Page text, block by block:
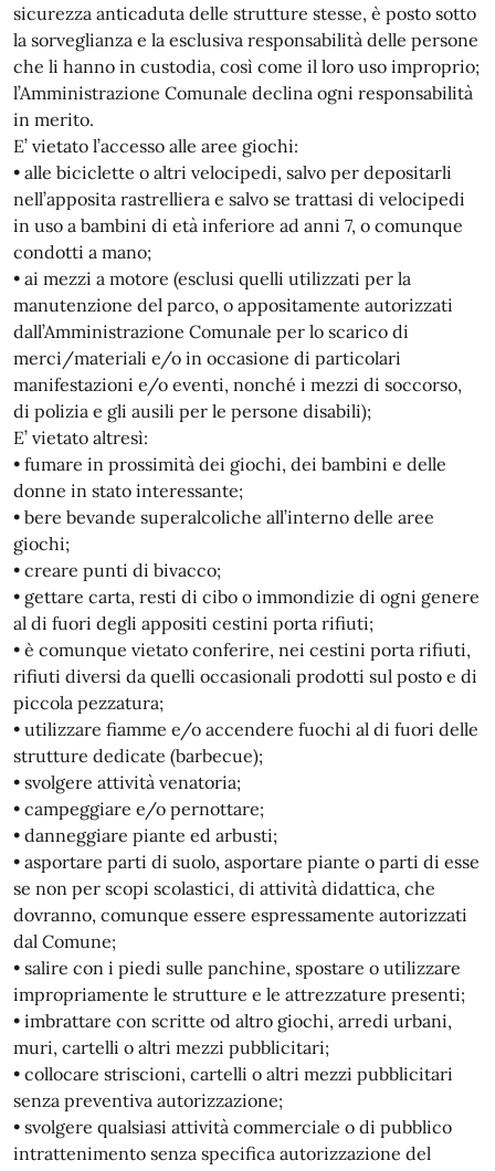
sicurezza anticaduta delle strutture stesse, è posto sotto
la sorveglianza e la esclusiva responsabilità delle persone
che li hanno in custodia, così come il loro uso improprio;
l’Amministrazione Comunale declina ogni responsabilità
in merito.
E’ vietato l’accesso alle aree giochi:
• alle biciclette o altri velocipedi, salvo per depositarli
nell’apposita rastrelliera e salvo se trattasi di velocipedi
in uso a bambini di età inferiore ad anni 7, o comunque
condotti a mano;
• ai mezzi a motore (esclusi quelli utilizzati per la
manutenzione del parco, o appositamente autorizzati
dall’Amministrazione Comunale per lo scarico di
merci/materiali e/o in occasione di particolari
manifestazioni e/o eventi, nonché i mezzi di soccorso,
di polizia e gli ausili per le persone disabili);
E’ vietato altresì:
• fumare in prossimità dei giochi, dei bambini e delle
donne in stato interessante;
• bere bevande superalcoliche all’interno delle aree
giochi;
• creare punti di bivacco;
• gettare carta, resti di cibo o immondizie di ogni genere
al di fuori degli appositi cestini porta rifiuti;
• è comunque vietato conferire, nei cestini porta rifiuti,
rifiuti diversi da quelli occasionali prodotti sul posto e di
piccola pezzatura;
• utilizzare fiamme e/o accendere fuochi al di fuori delle
strutture dedicate (barbecue);
• svolgere attività venatoria;
• campeggiare e/o pernottare;
• danneggiare piante ed arbusti;
• asportare parti di suolo, asportare piante o parti di esse
se non per scopi scolastici, di attività didattica, che
dovranno, comunque essere espressamente autorizzati
dal Comune;
• salire con i piedi sulle panchine, spostare o utilizzare
impropriamente le strutture e le attrezzature presenti;
• imbrattare con scritte od altro giochi, arredi urbani,
muri, cartelli o altri mezzi pubblicitari;
• collocare striscioni, cartelli o altri mezzi pubblicitari
senza preventiva autorizzazione;
• svolgere qualsiasi attività commerciale o di pubblico
intrattenimento senza specifica autorizzazione del